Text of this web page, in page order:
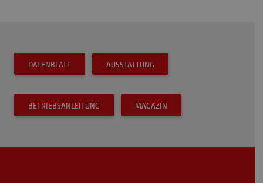
DATENBLATT AUSSTATTUNG
BETRIEBSANLEITUNG MAGAZIN